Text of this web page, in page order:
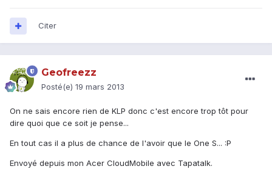
Citer
Geofreezz
Posté(e) 19 mars 2013
On ne sais encore rien de KLP donc c'est encore trop tôt pour
dire quoi que ce soit je pense...
En tout cas il a plus de chance de l'avoir que le One S... :P
Envoyé depuis mon Acer CloudMobile avec Tapatalk.